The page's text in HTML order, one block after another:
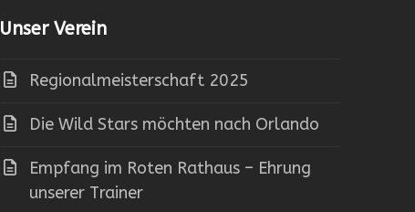
Unser Verein
Regionalmeisterschaft 2025
Die Wild Stars möchten nach Orlando
Empfang im Roten Rathaus – Ehrung
unserer Trainer